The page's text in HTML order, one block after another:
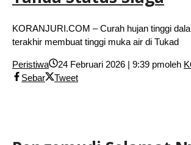
KORANJURI.COM – Curah hujan tinggi
terakhir membuat tinggi muka air di Tukad
Peristiwa 24 Februari 2026 | 9:39 pmoleh
Sebar
Tweet